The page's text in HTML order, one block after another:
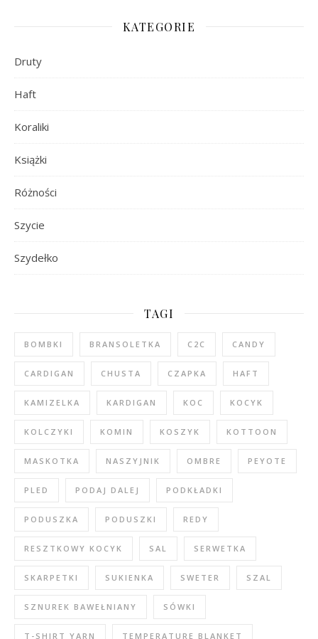
KATEGORIE
Druty
Haft
Koraliki
Książki
Różności
Szycie
Szydełko
TAGI
BOMBKI BRANSOLETKA C2C CANDY
CARDIGAN CHUSTA CZAPKA HAFT
KAMIZELKA KARDIGAN KOC KOCYK
KOLCZYKI KOMIN KOSZYK KOTTOON
MASKOTKA NASZYJNIK OMBRE PEYOTE
PLED PODAJ DALEJ PODKŁADKI
PODUSZKA PODUSZKI REDY
RESZTKOWY KOCYK SAL SERWETKA
SKARPETKI SUKIENKA SWETER SZAL
SZNUREK BAWEŁNIANY SÓWKI
T-SHIRT YARN TEMPERATURE BLANKET